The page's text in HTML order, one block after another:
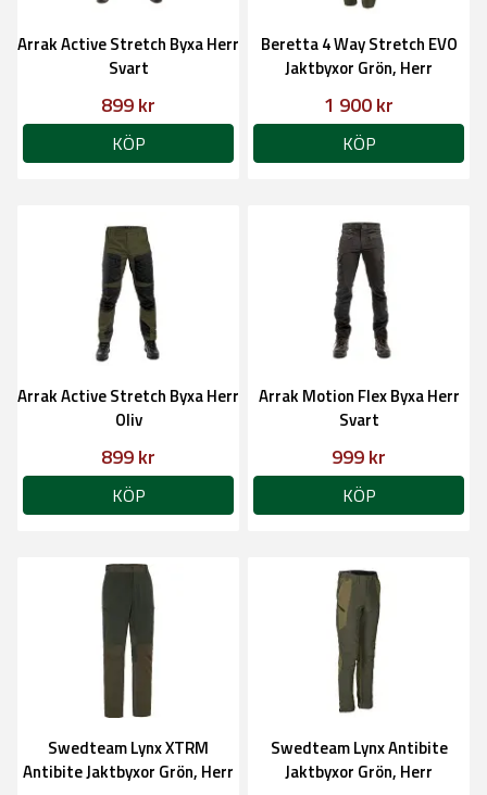
Arrak Active Stretch Byxa Herr
Svart
899 kr
KÖP
Beretta 4 Way Stretch EVO
Jaktbyxor Grön, Herr
1 900 kr
KÖP
Arrak Active Stretch Byxa Herr
Oliv
899 kr
KÖP
Arrak Motion Flex Byxa Herr
Svart
999 kr
KÖP
Swedteam Lynx XTRM
Antibite Jaktbyxor Grön, Herr
Swedteam Lynx Antibite
Jaktbyxor Grön, Herr